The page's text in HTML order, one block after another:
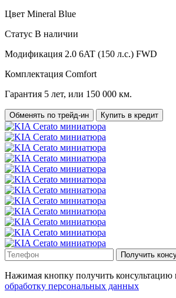
Цвет Mineral Blue
Статус В наличии
Модификация 2.0 6AT (150 л.с.) FWD
Комплектация Comfort
Гарантия 5 лет, или 150 000 км.
Обменять по трейд-ин Купить в кредит
Получить
Нажимая кнопку получить консультацию
обработку персональных данных